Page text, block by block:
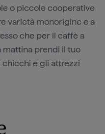
o piccole cooperative
varietà monorigine e a
che per il caffè a
mattina prendi il tuo
chicchi e gli attrezzi